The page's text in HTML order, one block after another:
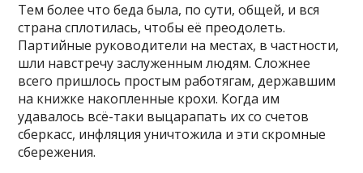
Тем более что беда была, по сути, общей, и вся
страна сплотилась, чтобы её преодолеть.
Партийные руководители на местах, в частности,
шли навстречу заслуженным людям. Сложнее
всего пришлось простым работягам, державшим
на книжке накопленные крохи. Когда им
удавалось всё-таки выцарапать их со счетов
сберкасс, инфляция уничтожила и эти скромные
сбережения.